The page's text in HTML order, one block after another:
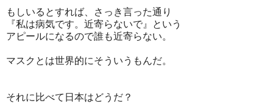
もしいるとすれば、さっき言った通り
『私は病気です。近寄らないで』という
アピールになるので誰も近寄らない。
マスクとは世界的にそういうもんだ。
それに比べて日本はどうだ？